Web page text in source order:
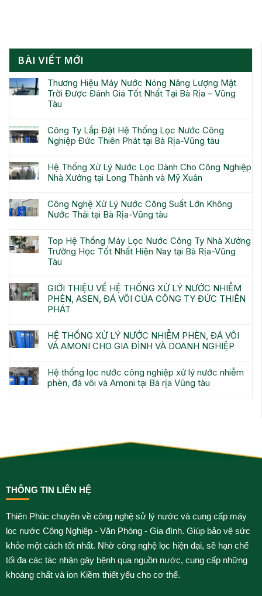
BÀI VIẾT MỚI
Thương Hiệu Máy Nước Nóng Năng Lượng Mặt
Trời Được Đánh Giá Tốt Nhất Tại Bà Rịa – Vũng
Tàu
Công Ty Lắp Đặt Hệ Thống Lọc Nước Công
Nghiệp Đức Thiên Phát tại Bà Rịa-Vũng tàu
Hệ Thống Xử Lý Nước Lọc Dành Cho Công Nghiệp
Nhà Xưởng tại Long Thành và Mỹ Xuân
Công Nghệ Xử Lý Nước Công Suất Lớn Không
Nước Thải tại Bà Rịa-Vũng tàu
Top Hệ Thống Máy Lọc Nước Công Ty Nhà Xưởng
Trường Học Tốt Nhất Hiện Nay tại Bà Rịa-Vũng
Tàu
GIỚI THIỆU VỀ HỆ THỐNG XỬ LÝ NƯỚC NHIỄM
PHÈN, ASEN, ĐÁ VÔI CỦA CÔNG TY ĐỨC THIÊN
PHÁT
HỆ THỐNG XỬ LÝ NƯỚC NHIỄM PHÈN, ĐÁ VÔI
VÀ AMONI CHO GIA ĐÌNH VÀ DOANH NGHIỆP
Hệ thống lọc nước công nghiệp xử lý nước nhiễm
phèn, đá vôi và Amoni tại Bà rịa Vũng tàu
THÔNG TIN LIÊN HỆ
Thiên Phúc chuyên về công nghệ sử lý nước và cung cấp máy
lọc nước Công Nghiệp - Văn Phòng - Gia đình. Giúp bảo vệ sức
khỏe một cách tốt nhất. Nhờ công nghệ lọc hiện đại, sẽ hạn chế
tối đa các tác nhận gây bệnh qua nguồn nước, cung cấp những
khoáng chất và ion Kiềm thiết yếu cho cơ thể.